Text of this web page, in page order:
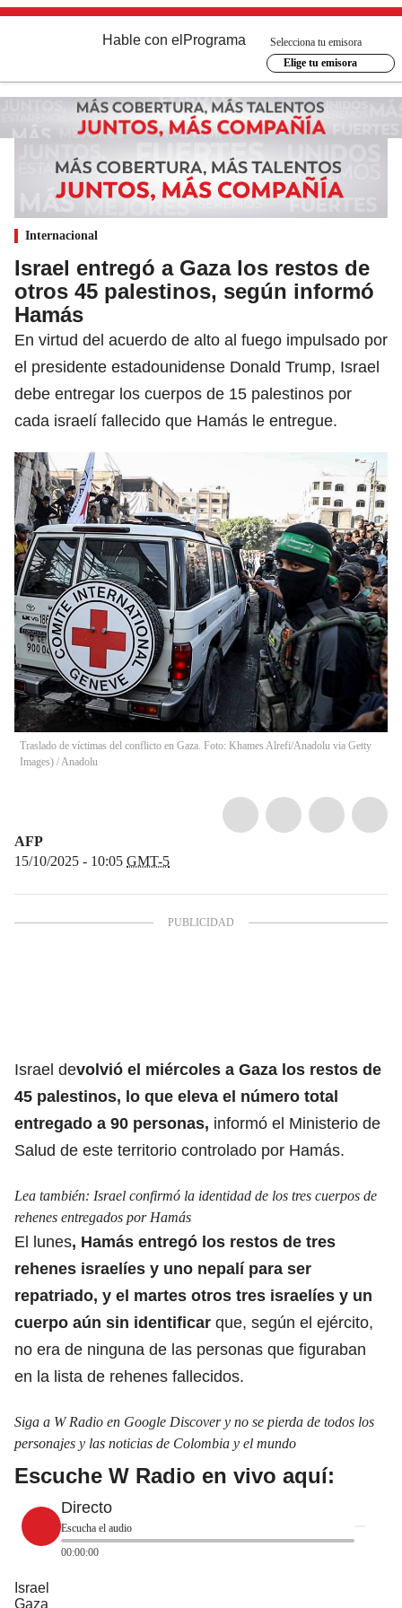
Hable con el Programa
Selecciona tu emisora
Elige tu emisora
Internacional
Israel entregó a Gaza los restos de
otros 45 palestinos, según informó
Hamás
En virtud del acuerdo de alto al fuego impulsado por
el presidente estadounidense Donald Trump, Israel
debe entregar los cuerpos de 15 palestinos por
cada israelí fallecido que Hamás le entregue.
Traslado de víctimas del conflicto en Gaza. Foto: Khames Alrefi/Anadolu via Getty
Images) /Anadolu
AFP
15/10/2025 - 10:05 GMT-5
Israel devolvió el miércoles a Gaza los restos de
45 palestinos, lo que eleva el número total
entregado a 90 personas, informó el Ministerio de
Salud de este territorio controlado por Hamás.
Lea también: Israel confirmó la identidad de los tres cuerpos de
rehenes entregados por Hamás
El lunes, Hamás entregó los restos de tres
rehenes israelíes y uno nepalí para ser
repatriado, y el martes otros tres israelíes y un
cuerpo aún sin identificar que, según el ejército,
no era de ninguna de las personas que figuraban
en la lista de rehenes fallecidos.
Siga a W Radio en Google Discover y no se pierda de todos los
personajes y las noticias de Colombia y el mundo
Escuche W Radio en vivo aquí:
Directo
Escucha el audio
00:00:00
Israel
Gaza